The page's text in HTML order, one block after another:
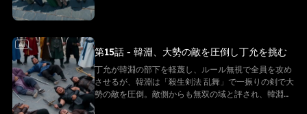
AI
第15話 - 韓淵、大勢の敵を圧倒し丁允を挑む
丁允が韓淵の部下を軽蔑し、ルール無視で全員を攻め
させるが、韓淵は「殺生剣法 乱舞」で一振りの剣で大
勢の敵を圧倒。敵側からも無双の域と評され、韓淵は
丁允に直接挑み、緊迫した剣戟バトルが見どころだ。